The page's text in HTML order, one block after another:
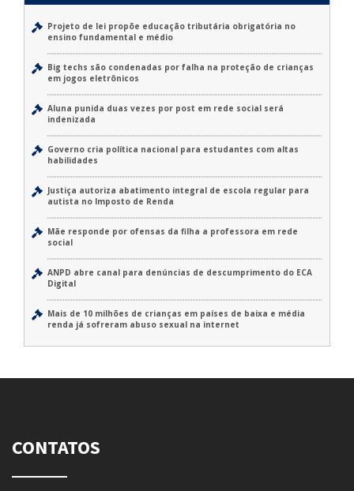
Projeto de lei propõe educação tributária obrigatória no
ensino fundamental e médio
Big techs são condenadas por falha na proteção de crianças
em jogos eletrônicos
Aluna punida duas vezes por post em rede social será
indenizada
Governo cria política nacional para estudantes com altas
habilidades
Justiça autoriza abatimento integral de escola regular para
autista no Imposto de Renda
Mãe responde por ofensas da filha a professora em rede
social
ANPD abre canal para denúncias de descumprimento do ECA
Digital
Mais de 10 milhões de crianças em países de baixa e média
renda já sofreram abuso sexual na internet
CONTATOS